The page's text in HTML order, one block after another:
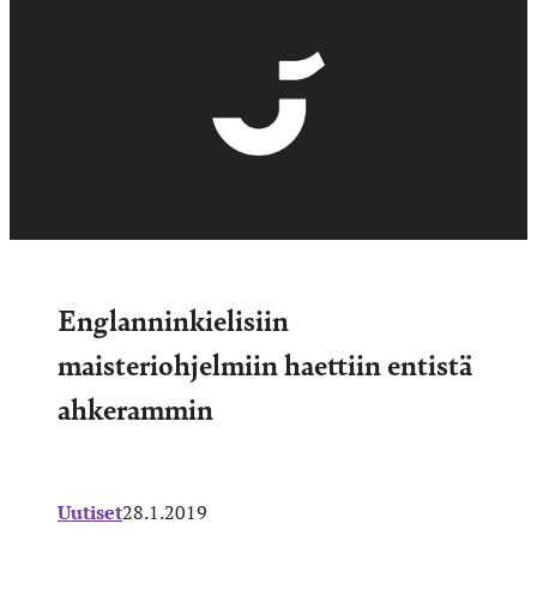
Englanninkielisiin
maisteriohjelmiin haettiin entistä
ahkerammin
Uutiset28.1.2019